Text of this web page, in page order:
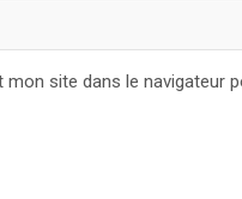
site dans le navigateur